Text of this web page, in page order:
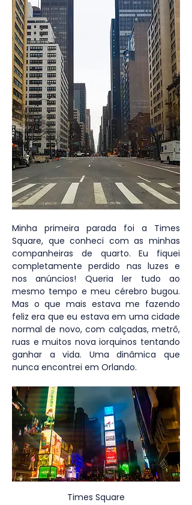
Minha primeira parada foi a Times
Square, que conheci com as minhas
companheiras de quarto. Eu fiquei
completamente perdido nas luzes e
nos anúncios! Queria ler tudo ao
mesmo tempo e meu cérebro bugou.
Mas o que mais estava me fazendo
feliz era que eu estava em uma cidade
normal de novo, com calçadas, metrô,
ruas e muitos nova iorquinos tentando
ganhar a vida. Uma dinâmica que
nunca encontrei em Orlando.
Times Square